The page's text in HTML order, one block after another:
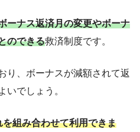
ーナス返済月の変更やボーナ
のできる救済制度です。
り、ボーナスが減額されて返
いでしょう。
組み合わせて利用できま